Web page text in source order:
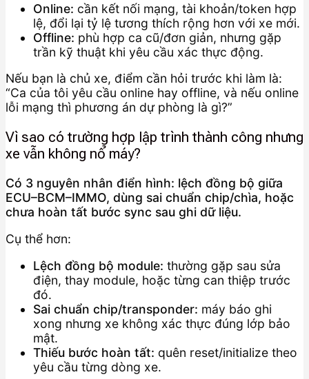
Online: cần kết nối mạng, tài khoản/token hợp
lệ, đổi lại tỷ lệ tương thích rộng hơn với xe mới.
Offline: phù hợp ca cũ/đơn giản, nhưng gặp
trần kỹ thuật khi yêu cầu xác thực động.
Nếu bạn là chủ xe, điểm cần hỏi trước khi làm là:
“Ca của tôi yêu cầu online hay offline, và nếu online
lỗi mạng thì phương án dự phòng là gì?”
Vì sao có trường hợp lập trình thành công nhưng
xe vẫn không nổ máy?
Có 3 nguyên nhân điển hình: lệch đồng bộ giữa
ECU–BCM–IMMO, dùng sai chuẩn chip/chìa, hoặc
chưa hoàn tất bước sync sau ghi dữ liệu.
Cụ thể hơn:
Lệch đồng bộ module: thường gặp sau sửa
điện, thay module, hoặc từng can thiệp trước
đó.
Sai chuẩn chip/transponder: máy báo ghi
xong nhưng xe không xác thực đúng lớp bảo
mật.
Thiếu bước hoàn tất: quên reset/initialize theo
yêu cầu từng dòng xe.